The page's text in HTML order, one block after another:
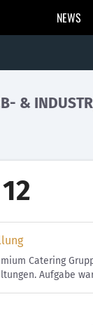
NEWS
&
Catering
Aufgabe